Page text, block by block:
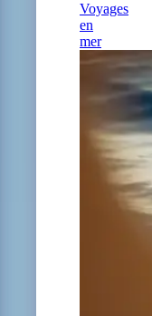
Voyages
en
mer